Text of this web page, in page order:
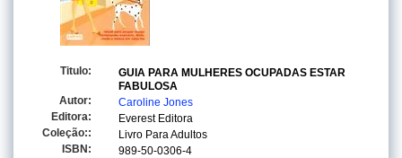
Titulo:
GUIA PARA MULHERES OCUPADAS ESTAR
FABULOSA
Autor:
Caroline Jones
Editora:
Everest Editora
Coleção::
Livro Para Adultos
ISBN:
989-50-0306-4